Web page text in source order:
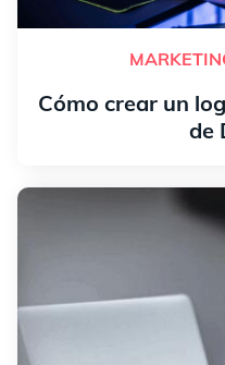
Cómo crear un
de
¿Cómo crear un